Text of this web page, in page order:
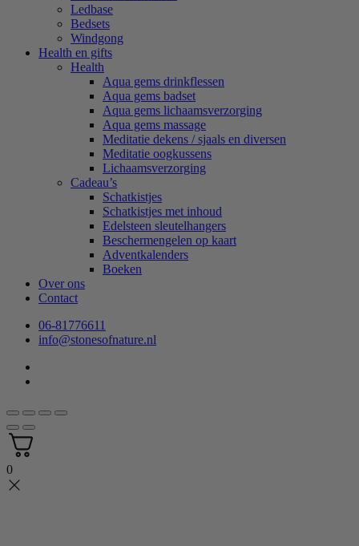
Ledbase
Bedsets
Windgong
Health en gifts
Health
Aqua gems drinkflessen
Aqua gems badset
Aqua gems lichaamsverzorging
Aqua gems massage
Meditatie dekens / sjaals en diversen
Meditatie oogkussens
Lichaamsverzorging
Cadeau’s
Schatkistjes
Schatkistjes met inhoud
Edelsteen sleutelhangers
Beschermengelen op kaart
Adventkalenders
Boeken
Over ons
Contact
06-81776611
info@stonesofnature.nl
0